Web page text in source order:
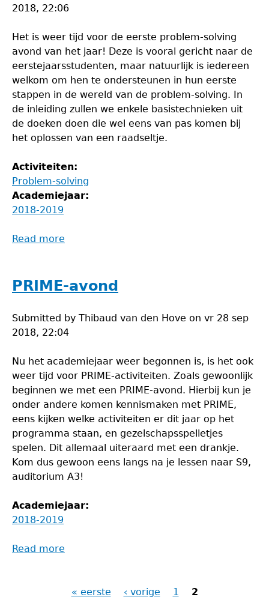
2018, 22:06
Het is weer tijd voor de eerste problem-solving
avond van het jaar! Deze is vooral gericht naar de
eerstejaarsstudenten, maar natuurlijk is iedereen
welkom om hen te ondersteunen in hun eerste
stappen in de wereld van de problem-solving. In
de inleiding zullen we enkele basistechnieken uit
de doeken doen die wel eens van pas komen bij
het oplossen van een raadseltje.
Activiteiten:
Problem-solving
Academiejaar:
2018-2019
Read more
solvingavond
PRIME-avond
Submitted by Thibaud van den Hove on vr 28 sep
2018, 22:04
Nu het academiejaar weer begonnen is, is het ook
weer tijd voor PRIME-activiteiten. Zoals gewoonlijk
beginnen we met een PRIME-avond. Hierbij kun je
onder andere komen kennismaken met PRIME,
eens kijken welke activiteiten er dit jaar op het
programma staan, en gezelschapsspelletjes
spelen. Dit allemaal uiteraard met een drankje.
Kom dus gewoon eens langs na je lessen naar S9,
auditorium A3!
Academiejaar:
2018-2019
Read more
Pagina's« eerste ‹ vorige 1 2